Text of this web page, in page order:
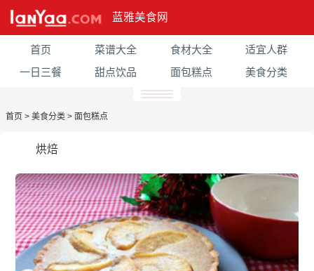
蓝雅美食网
首页 菜谱大全 食材大全
适宜人群
一日三餐
甜点饮品 面包糕点 美食分类
首页 > 美食分类 > 面包糕点
烘焙